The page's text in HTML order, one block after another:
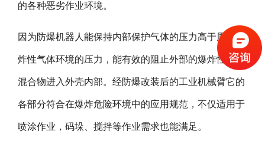
的各种恶劣作业环境。
因为防爆机器人能保持内部保护气体的压力高于周围爆
炸性气体环境的压力，能有效的阻止外部的爆炸性气体
混合物进入外壳内部。经防爆改装后的工业机械臂它的
各部分符合在爆炸危险环境中的应用规范，不仅适用于
喷涂作业，码垛、搅拌等作业需求也能满足。